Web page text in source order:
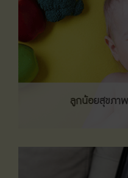
ลูกน้อยสุขภา